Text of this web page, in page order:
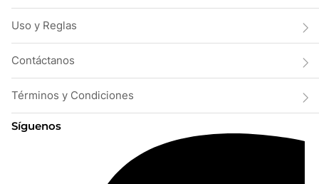
Uso y Reglas
Contáctanos
Términos y Condiciones
Síguenos